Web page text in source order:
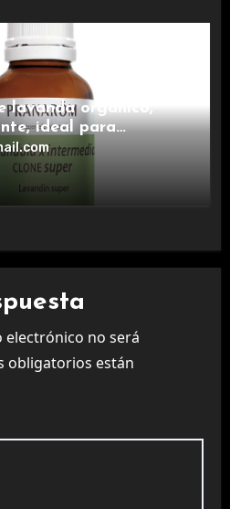
lavanda orgánico,
ideal para
electrónico no será
obligatorios están